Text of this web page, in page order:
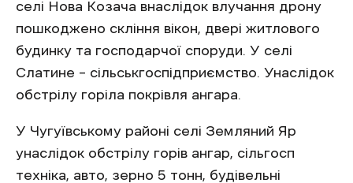
селі Нова Козача внаслідок влучання дрону
пошкоджено скління вікон, двері житлового
будинку та господарчої споруди. У селі
Слатине – сільськгоспідприємство. Унаслідок
обстрілу горіла покрівля ангара.
У Чугуївському районі селі Земляний Яр
унаслідок обстрілу горів ангар, сільгосп
техніка, авто, зерно 5 тонн, будівельні